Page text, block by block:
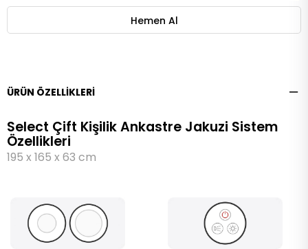
ÜRÜN ÖZELLIKLERI
Select Çift Kişilik Ankastre Jakuzi Sistem
Özellikleri
195 x 165 x 63 cm